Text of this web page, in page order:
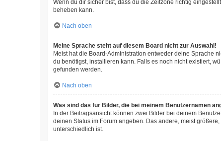
Wenn du dir sicher bist, dass du die Zeitzone richtig
beheben kann.
Nach oben
Meine Sprache steht auf diesem Board nicht zur Auswahl!
Meist hat die Board-Administration entweder deine Sprache
du benötigst, installieren kann. Falls es noch nicht existiert,
gefunden werden.
Nach oben
Was sind das für Bilder, die bei meinem Benutzernamen
In der Beitragsansicht können zwei Bilder bei deinem
deinen Status im Forum angeben. Das andere, meist
unterschiedlich ist.